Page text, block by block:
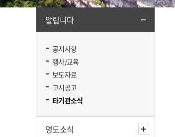
알립니다
공지사항
행사/교육
보도자료
고시공고
타기관소식
영도소식